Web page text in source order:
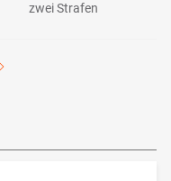
zwei Strafen